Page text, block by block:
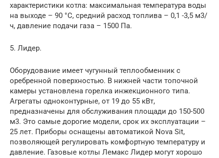
характеристики котла: максимальная температура воды
на выходе – 90 °C, средний расход топлива – 0,1 -3,5 м3/
ч, давление подачи газа – 1500 Па.
5. Лидер.
Оборудование имеет чугунный теплообменник с
оребренной поверхностью. В нижней части топочной
камеры установлена горелка инжекционного типа.
Агрегаты одноконтурные, от 19 до 55 кВт,
предназначены для обслуживания площади до 150-500
м3. Это самые дорогие модели, срок их эксплуатации –
25 лет. Приборы оснащены автоматикой Nova Sit,
позволяющей регулировать комфортную температуру и
давление. Газовые котлы Лемакс Лидер могут хорошо